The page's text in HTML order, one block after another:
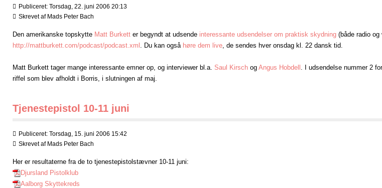
Publiceret: Torsdag, 22. juni 2006 20:13
Skrevet af Mads Peter Bach
Den amerikanske topskytte Matt Burkett er begyndt at udsende interessante udsendelser om praktisk skydning (både radio
http://mattburkett.com/podcast/podcast.xml . Du kan også høre dem live, de sendes hver onsdag kl. 22 dansk tid.
Matt Burkett tager mange interessante emner op, og interviewer bl.a. Saul Kirsch og Angus Hobdell . I udsendelse nummer 2
riffel som blev afholdt i Borris, i slutningen af maj.
Tjenestepistol 10-11 juni
Publiceret: Torsdag, 15. juni 2006 15:42
Skrevet af Mads Peter Bach
Her er resultaterne fra de to tjenestepistolstævner 10-11 juni:
Djursland Pistolklub
Aalborg Skyttekreds